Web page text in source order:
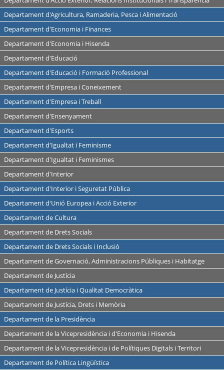
Departament d'Agricultura, Ramaderia, Pesca i Alimentació
Departament d'Economia i Finances
Departament d'Economia i Hisenda
Departament d'Educació
Departament d'Educació i Formació Professional
Departament d'Empresa i Coneixement
Departament d'Empresa i Treball
Departament d'Ensenyament
Departament d'Esports
Departament d'Igualtat i Feminisme
Departament d'Igualtat i Feminismes
Departament d'Interior
Departament d'Interior i Seguretat Pública
Departament d'Unió Europea i Acció Exterior
Departament de Cultura
Departament de Drets Socials
Departament de Drets Socials i Inclusió
Departament de Governació, Administracions Públiques i Habitatge
Departament de Justícia
Departament de Justícia i Qualitat Democràtica
Departament de Justícia, Drets i Memòria
Departament de la Presidència
Departament de la Vicepresidència i d'Economia i Hisenda
Departament de la Vicepresidència i de Polítiques Digitals i Territori
Departament de Política Lingüística